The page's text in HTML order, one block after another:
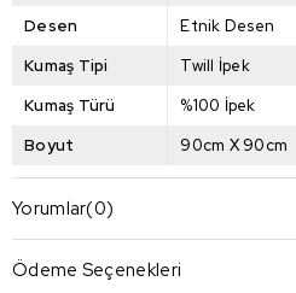
Desen
Etnik Desen
Kumaş Tipi
Twill İpek
Kumaş Türü
%100 İpek
Boyut
90cm X 90cm
Yorumlar(0)
Ödeme Seçenekleri